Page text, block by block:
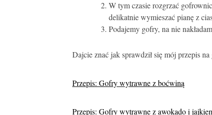
W tym czasie rozgrzać
delikatnie wymieszać pianę z
Podajemy gofry, na nie
Dajcie znać jak sprawdził się mój przepis
Przepis: Gofry wytrawne z boćwiną
Przepis: Gofry wytrawne z awokado i